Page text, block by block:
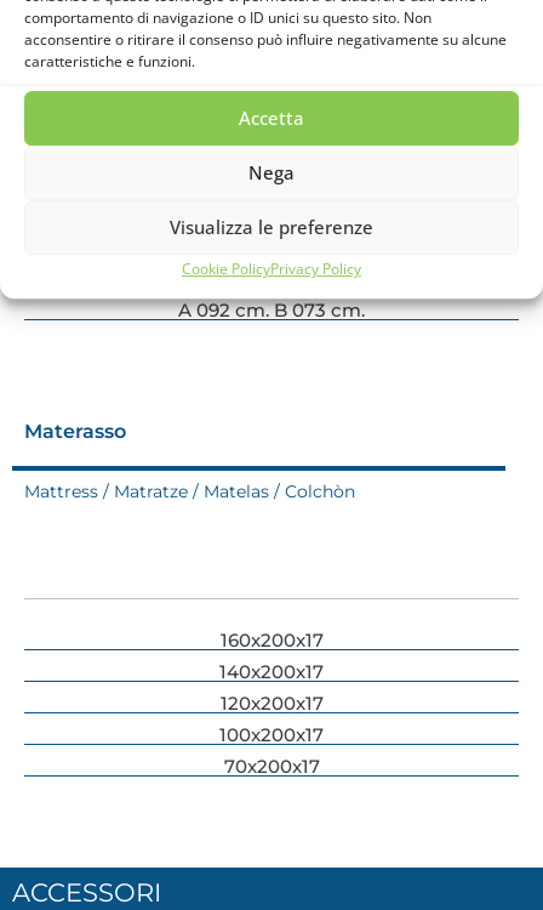
comportamento di navigazione o ID unici su questo sito. Non
acconsentire o ritirare il consenso può influire negativamente su alcune
caratteristiche e funzioni.
Accetta
Nega
Visualizza le preferenze
Cookie PolicyPrivacy Policy
Larghezze
Widths / Larghezze / Largeurs
A 182 cm. B 163 cm.
A 162 cm. B 143 cm.
A 122 cm. B 103 cm.
A 092 cm. B 073 cm.
Materasso
Mattress / Matratze / Matelas / Colchòn
160x200x17
140x200x17
120x200x17
100x200x17
70x200x17
ACCESSORI